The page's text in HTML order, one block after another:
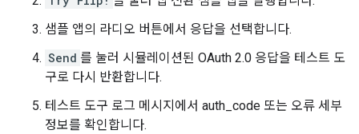
샘플 앱의 라디오 버튼에서 응답을 선택합니다.
Send 를 눌러 시뮬레이션된 OAuth 2.0 응답을 테스트 도
구로 다시 반환합니다.
테스트 도구 로그 메시지에서 auth_code 또는 오류 세부
정보를 확인합니다.